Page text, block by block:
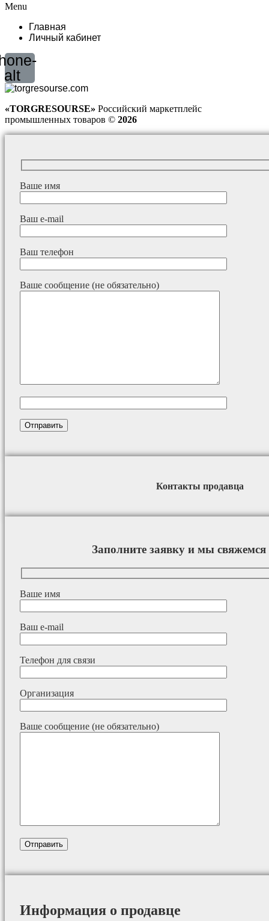
Menu
Главная
Личный кабинет
alt
«TORGRESOURSE» Российский маркетплейс
промышленных товаров © 2026
Ваше имя
Ваш e-mail
Ваш телефон
Ваше сообщение (не обязательно)
Контакты продавца
Заполните заявку и мы
Ваше имя
Ваш e-mail
Телефон для связи
Организация
Ваше сообщение (не обязательно)
Информация о продавце